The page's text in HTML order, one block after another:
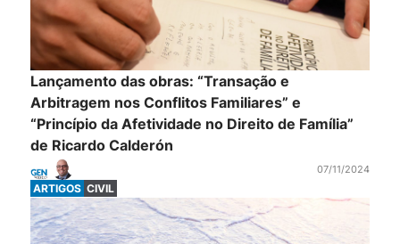
Lançamento das obras: “Transação e
Arbitragem nos Conflitos Familiares” e
“Princípio da Afetividade no Direito de Família”
de Ricardo Calderón
07/11/2024
ARTIGOS CIVIL